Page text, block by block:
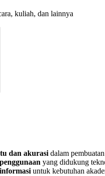
kuliah, dan lainnya
dan akurasi dalam
yang didukung
untuk kebutuhan